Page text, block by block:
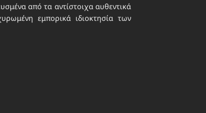
από τα αντίστοιχα αυθεντικά
εμπορικά ιδιοκτησία των